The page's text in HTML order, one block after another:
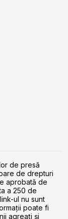
de presă
de drepturi
aprobată de
a 250 de
ul nu sunt
poate fi
agreaţi şi